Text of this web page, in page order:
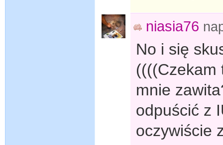
niasia76
No i się
((((Czekam
mnie
odpuścić z
oczywiście